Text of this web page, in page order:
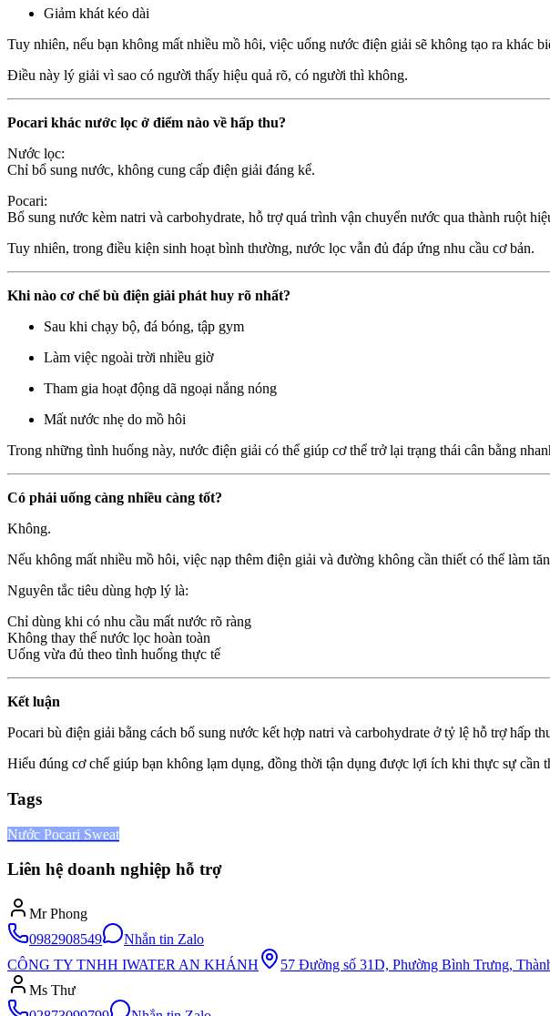
Giảm khát kéo dài
Tuy nhiên, nếu bạn không mất nhiều mồ hôi, việc uống nước điện giải sẽ không tạo ra khác
Điều này lý giải vì sao có người thấy hiệu quả rõ, có người thì không.
Pocari khác nước lọc ở điểm nào về hấp thu?
Nước lọc:
Chỉ bổ sung nước, không cung cấp điện giải đáng kể.
Pocari:
Bổ sung nước kèm natri và carbohydrate, hỗ trợ quá trình vận chuyển nước qua thành ruột
Tuy nhiên, trong điều kiện sinh hoạt bình thường, nước lọc vẫn đủ đáp ứng nhu cầu cơ bản.
Khi nào cơ chế bù điện giải phát huy rõ nhất?
Sau khi chạy bộ, đá bóng, tập gym
Làm việc ngoài trời nhiều giờ
Tham gia hoạt động dã ngoại nắng nóng
Mất nước nhẹ do mồ hôi
Trong những tình huống này, nước điện giải có thể giúp cơ thể trở lại trạng thái cân bằng
Có phải uống càng nhiều càng tốt?
Không.
Nếu không mất nhiều mồ hôi, việc nạp thêm điện giải và đường không cần thiết có thể làm
Nguyên tắc tiêu dùng hợp lý là:
Chỉ dùng khi có nhu cầu mất nước rõ ràng
Không thay thế nước lọc hoàn toàn
Uống vừa đủ theo tình huống thực tế
Kết luận
Pocari bù điện giải bằng cách bổ sung nước kết hợp natri và carbohydrate ở tỷ lệ hỗ trợ hấp
Hiểu đúng cơ chế giúp bạn không lạm dụng, đồng thời tận dụng được lợi ích khi thực sự cần
Tags
Nước Pocari Sweat
Liên hệ doanh nghiệp hỗ trợ
Mr Phong
0982908549
Nhắn tin Zalo
CÔNG TY TNHH IWATER AN KHÁNH
57 Đường số 31D, Phường Bình Trưng,
Ms Thư